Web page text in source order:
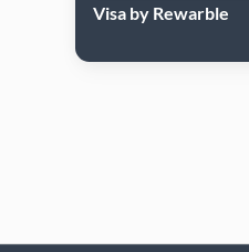
Visa by Rewarble